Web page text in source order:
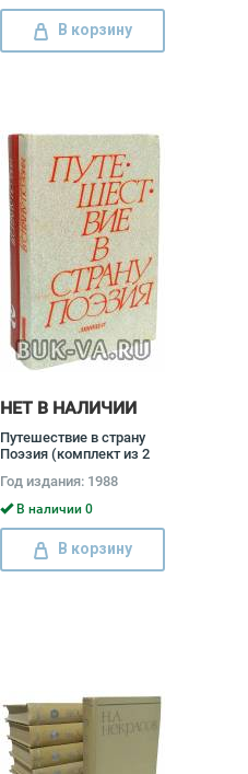
В корзину
НЕТ В НАЛИЧИИ
Путешествие в страну
Поэзия (комплект из 2
Год издания: 1988
В наличии 0
В корзину